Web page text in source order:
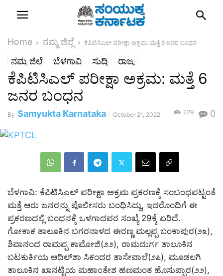
Home ನಮ್ಮ ಜಿಲ್ಲೆ ಕೆಪಿಟಿಸಿಎಲ್ ಪರೀಕ್ಷಾ ಅಕ್ರಮ: ಮತ್ತೆ 6 ಜನರ ಬಂಧನ
ನಮ್ಮ ಜಿಲ್ಲೆ ಬೆಳಗಾವಿ ಸುದ್ದಿ ರಾಜ್ಯ
ಕೆಪಿಟಿಸಿಎಲ್ ಪರೀಕ್ಷಾ ಅಕ್ರಮ: ಮತ್ತೆ 6
ಜನರ ಬಂಧನ
By Samyukta Karnataka - October 21, 2022 0
229
ಬೆಳಗಾವಿ: ಕೆಪಿಟಿಸಿಎಲ್ ಪರೀಕ್ಷಾ ಅಕ್ರಮ ಪ್ರಕರಣಕ್ಕೆ ಸಂಬಂಧಪಟ್ಟಂತೆ
ಮತ್ತೆ ಆರು ಜನರನ್ನು ಪೊಲೀಸರು ಬಂಧಿಸಿದ್ದು, ಇದರೊಂದಿಗೆ ಈ
ಪ್ರಕರಣದಲ್ಲಿ ಬಂಧನಕ್ಕೆ ಒಳಗಾದವರ ಸಂಖ್ಯೆ 29ಕ್ಕೆ ಏರಿದೆ.
ಗೋಕಾಕ ತಾಲೂಕಿನ ಬಗರನಾಳದ ಈರಣ್ಣ ಮಲ್ಲಪ್ಪ ಬಂಕಾಪುರ(೨೬),
ಶಿವಾನಂದ ರಾಮಪ್ಪ ಕಾಮೋಜಿ(೨೨), ರಾಮದುರ್ಗ ತಾಲೂಕಿನ
ಬಟಕುರ್ಕಿಯ ಆದಿಲ್‌ಶಾ ಸಿಕಂದರ ತಾಸೇವಾಲೆ(೨೩), ಮೂಡಲಗಿ
ತಾಲೂಕಿನ ಖಾನಟ್ಟಿಯ ಮಹಾಂತೇಶ ಹಣಮಂತ ಹೊಸುಪ್ಪಾರ(೨೨),